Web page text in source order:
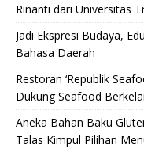
Rinanti dari Universitas
Jadi Ekspresi Budaya,
Bahasa Daerah
Restoran ‘Republik
Dukung Seafood
Aneka Bahan Baku
Talas Kimpul Pilihan